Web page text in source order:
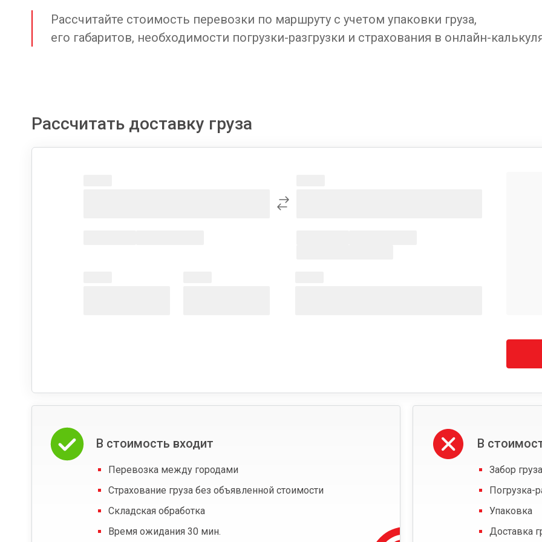
Рассчитайте стоимость перевозки по маршруту с учетом упаковки груза,
его габаритов, необходимости погрузки-разгрузки и страхования в онлайн-
Рассчитать доставку груза
В стоимость входит
Перевозка между городами
Страхование груза без объявленной стоимости
Складская обработка
Время ожидания 30 мин.
В
Забор
Погрузка-
Упаковка
Доставка